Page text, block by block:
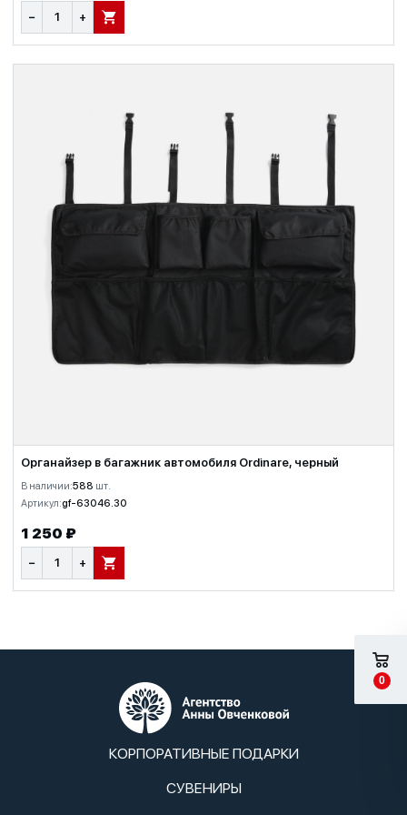
− + В КОРЗИНУ
Органайзер в багажник автомобиля Ordinare, черный
В наличии:588 шт.
Артикул:gf-63046.30
1 250 ₽
− + В КОРЗИНУ
КОРПОРАТИВНЫЕ ПОДАРКИ
СУВЕНИРЫ
0